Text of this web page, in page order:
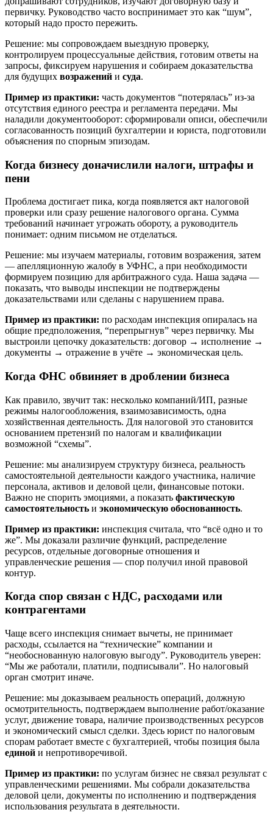
первичку. Руководство часто воспринимает это как “шум”,
который надо просто пережить.
Решение: мы сопровождаем выездную проверку,
контролируем процессуальные действия, готовим ответы на
запросы, фиксируем нарушения и собираем доказательства
для будущих возражений и суда.
Пример из практики: часть документов “потерялась” из-за
отсутствия единого реестра и регламента передачи. Мы
наладили документооборот: сформировали описи, обеспечили
согласованность позиций бухгалтерии и юриста, подготовили
объяснения по спорным эпизодам.
Когда бизнесу доначислили налоги, штрафы и
пени
Проблема достигает пика, когда появляется акт налоговой
проверки или сразу решение налогового органа. Сумма
требований начинает угрожать обороту, а руководитель
понимает: одним письмом не отделаться.
Решение: мы изучаем материалы, готовим возражения, затем
— апелляционную жалобу в УФНС, а при необходимости
формируем позицию для арбитражного суда. Наша задача —
показать, что выводы инспекции не подтверждены
доказательствами или сделаны с нарушением права.
Пример из практики: по расходам инспекция опиралась на
общие предположения, “перепрыгнув” через первичку. Мы
выстроили цепочку доказательств: договор → исполнение →
документы → отражение в учёте → экономическая цель.
Когда ФНС обвиняет в дроблении бизнеса
Как правило, звучит так: несколько компаний/ИП, разные
режимы налогообложения, взаимозависимость, одна
хозяйственная деятельность. Для налоговой это становится
основанием претензий по налогам и квалификации
возможной “схемы”.
Решение: мы анализируем структуру бизнеса, реальность
самостоятельной деятельности каждого участника, наличие
персонала, активов и деловой цели, финансовые потоки.
Важно не спорить эмоциями, а показать фактическую
самостоятельность и экономическую обоснованность.
Пример из практики: инспекция считала, что “всё одно и то
же”. Мы доказали различие функций, распределение
ресурсов, отдельные договорные отношения и
управленческие решения — спор получил иной правовой
контур.
Когда спор связан с НДС, расходами или
контрагентами
Чаще всего инспекция снимает вычеты, не принимает
расходы, ссылается на “технические” компании и
“необоснованную налоговую выгоду”. Руководитель уверен:
“Мы же работали, платили, подписывали”. Но налоговый
орган смотрит иначе.
Решение: мы доказываем реальность операций, должную
осмотрительность, подтверждаем выполнение работ/оказание
услуг, движение товара, наличие производственных ресурсов
и экономический смысл сделки. Здесь юрист по налоговым
спорам работает вместе с бухгалтерией, чтобы позиция была
единой и непротиворечивой.
Пример из практики: по услугам бизнес не связал результат с
управленческими решениями. Мы собрали доказательства
деловой цели, документы по исполнению и подтверждения
использования результата в деятельности.